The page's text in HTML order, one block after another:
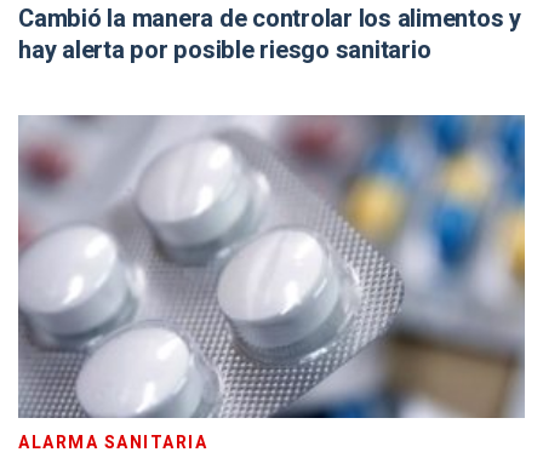
Cambió la manera de controlar los alimentos y
hay alerta por posible riesgo sanitario
ALARMA SANITARIA